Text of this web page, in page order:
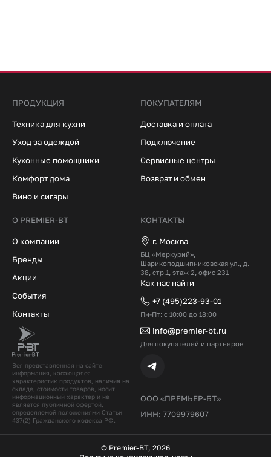
Вся представленная на сайте
информация, касающаяся
характеристик продуктов, наличия на
складе, стоимости товаров, носит
информационный характер и не
является публичной офертой,
определяемой положениями Статьи
437(2) Гражданского кодекcа РФ.
ООО «ПРЕМЬЕР-БТ»
ИНН: 7709979607
ПРОДУКЦИЯ
Техника для кухни
Уход за одеждой
Кухонные помощники
Комфорт дома
Вино и сигары
ПОКУПАТЕЛЯМ
Доставка и оплата
Подключение
Сервисные центры
Возврат и обмен
О PREMIER-BT
О компании
Бренды
Акции
События
Контакты
КОНТАКТЫ
г. Москва
БЦ «Меркурий»,
Шарикоподшипниковская ул., д.
38, стр.1, этаж 2, офис 231
Как нас найти
+7 (495)223-93-01
Пн-Пт: с 10:00 до 18:00
info@premier-bt.ru
Для покупателей и партнеров
© Premier-BT, 2026